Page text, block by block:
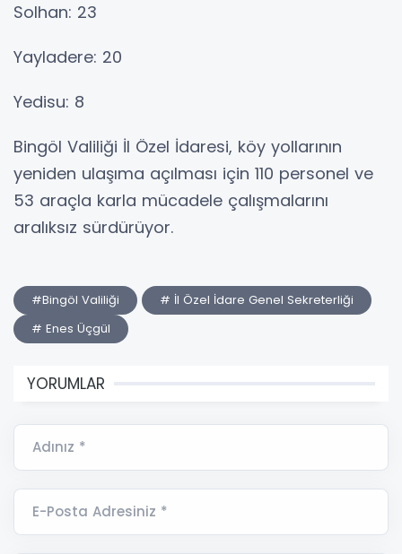
Solhan: 23
Yayladere: 20
Yedisu: 8
Bingöl Valiliği İl Özel İdaresi, köy yollarının
yeniden ulaşıma açılması için 110 personel ve
53 araçla karla mücadele çalışmalarını
aralıksız sürdürüyor.
#Bingöl Valiliği
# İl Özel İdare Genel Sekreterliği
# Enes Üçgül
YORUMLAR
Adınız *
E-Posta Adresiniz *